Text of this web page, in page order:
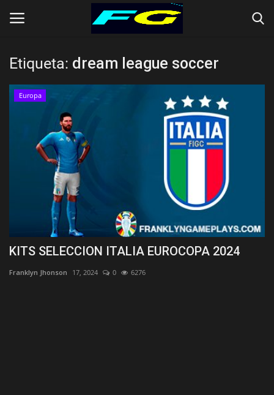
Iniciar Sesión Registrarse
CLUBES (Kits)
SELECCIONES (KITS)
Etiqueta: dream league soccer
Europa
KITS SELECCION ITALIA EUROCOPA 2024
Franklyn Jhonson 17, 2024 0 6276